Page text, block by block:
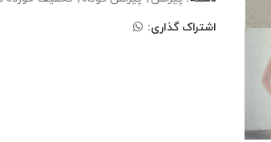
اشتراک گذاری: